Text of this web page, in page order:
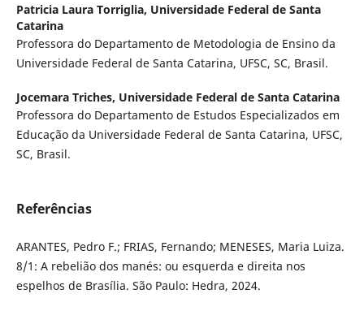
Patricia Laura Torriglia, Universidade Federal de Santa
Catarina
Professora do Departamento de Metodologia de Ensino da
Universidade Federal de Santa Catarina, UFSC, SC, Brasil.
Jocemara Triches, Universidade Federal de Santa Catarina
Professora do Departamento de Estudos Especializados em
Educação da Universidade Federal de Santa Catarina, UFSC,
SC, Brasil.
Referências
ARANTES, Pedro F.; FRIAS, Fernando; MENESES, Maria Luiza.
8/1: A rebelião dos manés: ou esquerda e direita nos
espelhos de Brasília. São Paulo: Hedra, 2024.